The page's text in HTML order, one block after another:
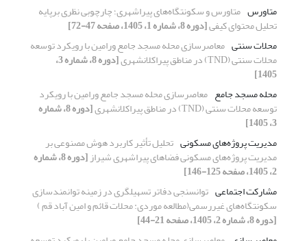
متاورس متاورس و سکونتگاه‌های پیراشهری؛ چارچوبی نظری برپایه
تحلیل محتوای کیفی[دوره 8، شماره 1، 1405، صفحه 47-72]
محلات سنتی معاصرسازی محله مسجد جامع ورامین با رویکرد توسعه
محلات سنتی (TND) در مناطق پیراکلانشهری [دوره 8، شماره 3،
1405]
محله مسجد جامع معاصرسازی محله مسجد جامع ورامین با رویکرد
توسعه محلات سنتی (TND) در مناطق پیراکلانشهری [دوره 8، شماره
3، 1405]
مدیریت پروژه‌های مسکونی تحلیل تأثیر کاربرد هوش مصنوعی بر
مدیریت پروژه‌های مسکونی فضاهای پیراشهری شیراز [دوره 8، شماره
2، 1405، صفحه 125-146]
مشارکت اجتماعی توانسنجی دفاتر تسهیلگری در زمینه توانمندسازی
سکونتگاه‌های غیررسمی(مطالعه موردی: محلات قائم و امین آباد قم )
[دوره 8، شماره 2، 1405، صفحه 21-44]